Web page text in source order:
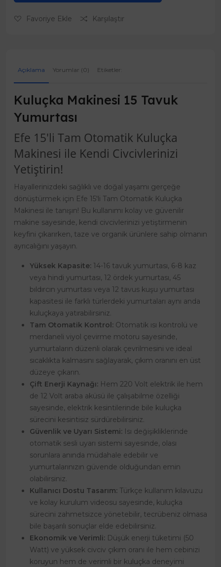
Favoriye Ekle Karşılaştır
Açıklama Yorumlar (0) Etiketler:
Kuluçka Makinesi 15 Tavuk
Yumurtası
Efe 15'li Tam Otomatik Kuluçka
Makinesi ile Kendi Civcivlerinizi
Yetiştirin!
Hayallerinizdeki sağlıklı ve doğal yaşamı gerçeğe
dönüştürmek için Efe 15'li Tam Otomatik Kuluçka
Makinesi ile tanışın! Bu kullanımı kolay ve güvenilir
makine sayesinde, kendi civcivlerinizi yetiştirmenin
keyfini çıkarırken, taze ve organik ürünlere sahip olmanın
ayrıcalığını yaşayın.
Yüksek Kapasite: 14-16 tavuk yumurtası, 6-8 kaz
veya hindi yumurtası, 12 ördek yumurtası, 45
bıldırcın yumurtası veya 12 tavus kuşu yumurtası
kapasitesi ile farklı türlerdeki yumurtaları aynı anda
kuluçkaya yatırabilirsiniz.
Tam Otomatik Kontrol: Otomatik ısı kontrolü ve
merdaneli viyol çevirme motoru sayesinde,
yumurtaların düzenli olarak çevrilmesini ve ideal
sıcaklıkta kalmasını sağlayarak, çıkım oranını en üst
düzeye çıkarın.
Çift Enerji Kaynağı: Hem 220 Volt elektrik ile hem
de 12 Volt araba aküsü ile çalışabilme özelliği
sayesinde, elektrik kesintilerinde bile kuluçka
sürecini kesintisiz sürdürebilirsiniz.
Güvenlik ve Uyarı Sistemi: Isı değişikliklerinde
otomatik sesli uyarı sistemi sayesinde, olası
sorunlara anında müdahale edebilir ve
yumurtalarınızın güvende olduğundan emin
olabilirsiniz.
Kullanıcı Dostu Tasarım: Türkçe kullanım kılavuzu
ve kolay kurulum videosu sayesinde, kuluçka
sürecini zahmetsizce yönetebilir, tecrübeniz olmasa
bile başarılı sonuçlar elde edebilirsiniz.
Ekonomik ve Verimli: Düşük enerji tüketimi (50
Watt) ve yüksek civciv çıkım oranı ile hem cebinizi
koruyun hem de verimli bir kuluçka deneyimi